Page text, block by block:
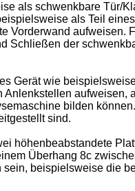
als schwenkbare Tür/
als Teil
Vorderwand aufweisen.
Schließen der
Gerät wie
aufweisen,
bilden
sind.
höhenbeabstandete
Überhang 8c
beispielsweise die